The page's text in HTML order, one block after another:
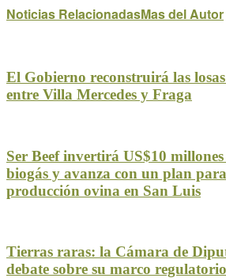
Noticias RelacionadasMas del Autor
El Gobierno reconstruirá las
entre Villa Mercedes y Fraga
Ser Beef invertirá US$10
biogás y avanza con un plan
producción ovina en San Luis
Tierras raras: la Cámara de
debate sobre su marco regulatorio